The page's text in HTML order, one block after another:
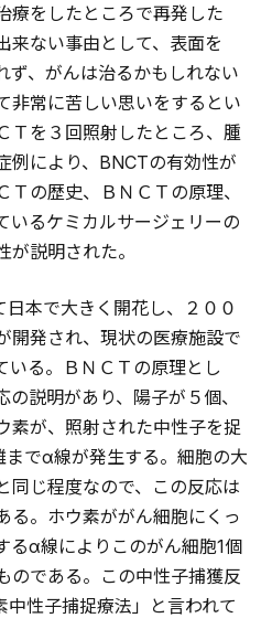
療をしたところで再発した
来ない事由として、表面を
ず、がんは治るかもしれない
非常に苦しい思いをするとい
Ｔを３回照射したところ、腫
例により、BNCTの有効性が
の歴史、ＢＮＣＴの原理、
いるケミカルサージェリーの
説明された。
本で大きく開花し、２００
開発され、現状の医療施設で
いる。ＢＮＣＴの原理とし
説明があり、陽子が５個、
素が、照射された中性子を捉
でα線が発生する。細胞の大
同じ程度なので、この反応は
る。ホウ素ががん細胞にくっ
るα線によりこのがん細胞1個
のである。この中性子捕獲反
性子捕捉療法」と言われて